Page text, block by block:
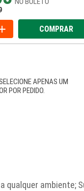
COMPRAR
ambiente;